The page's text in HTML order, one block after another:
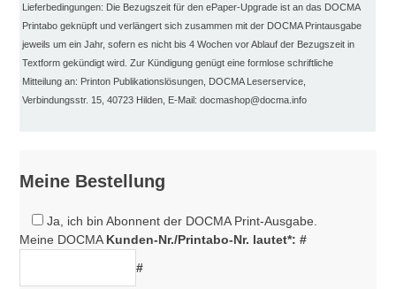
Lieferbedingungen: Die Bezugszeit für den ePaper-Upgrade ist an das DOCMA
Printabo geknüpft und verlängert sich zusammen mit der DOCMA Printausgabe
jeweils um ein Jahr, sofern es nicht bis 4 Wochen vor Ablauf der Bezugszeit in
Textform gekündigt wird. Zur Kündigung genügt eine formlose schriftliche
Mitteilung an: Printon Publikationslösungen, DOCMA Leserservice,
Verbindungsstr. 15, 40723 Hilden, E-Mail: docmashop@docma.info
Meine Bestellung
Ja, ich bin Abonnent der DOCMA Print-Ausgabe.
Meine DOCMA Kunden-Nr./Printabo-Nr. lautet*: #
#